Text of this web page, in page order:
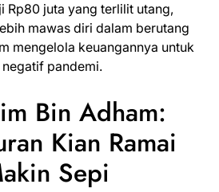
Rp80 juta yang terlilit utang,
mawas diri dalam berutang
mengelola keuangannya untuk
pandemi.
Bin Adham:
Kian Ramai
Sepi